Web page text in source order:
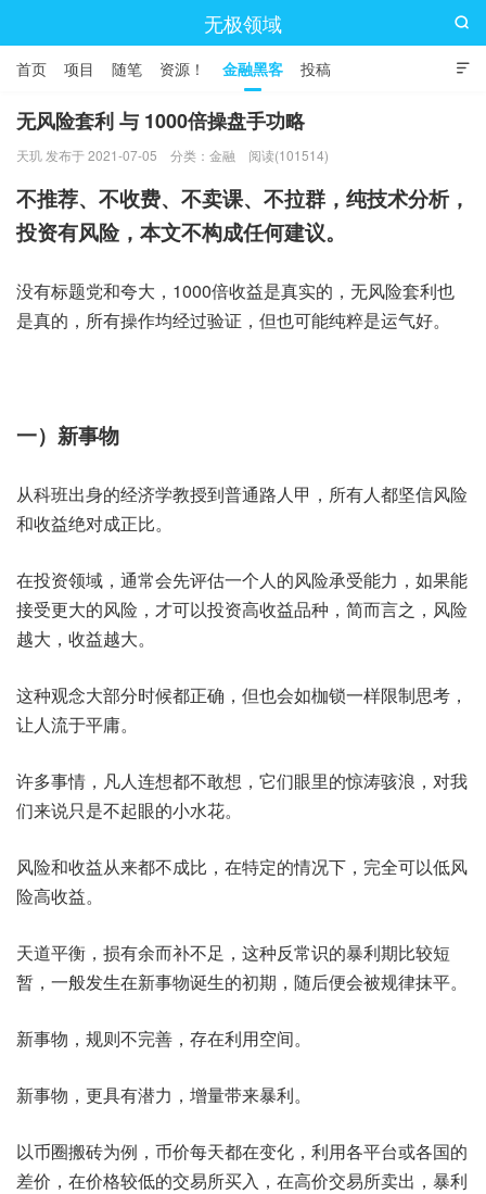
无极领域

首页 项目 随笔 资源！ 金融黑客 投稿

无风险套利 与 1000倍操盘手功略
天玑 发布于 2021-07-05 分类： 金融 阅读(101514)
不推荐、不收费、不卖课、不拉群，纯技术分析，
投资有风险，本文不构成任何建议。
没有标题党和夸大，1000倍收益是真实的，无风险套利也
是真的，所有操作均经过验证，但也可能纯粹是运气好。
一）新事物
从科班出身的经济学教授到普通路人甲，所有人都坚信风险
和收益绝对成正比。
在投资领域，通常会先评估一个人的风险承受能力，如果能
接受更大的风险，才可以投资高收益品种，简而言之，风险
越大，收益越大。
这种观念大部分时候都正确，但也会如枷锁一样限制思考，
让人流于平庸。
许多事情，凡人连想都不敢想，它们眼里的惊涛骇浪，对我
们来说只是不起眼的小水花。
风险和收益从来都不成比，在特定的情况下，完全可以低风
险高收益。
天道平衡，损有余而补不足，这种反常识的暴利期比较短
暂，一般发生在新事物诞生的初期，随后便会被规律抹平。
新事物，规则不完善，存在利用空间。
新事物，更具有潜力，增量带来暴利。
以币圈搬砖为例，币价每天都在变化，利用各平台或各国的
差价，在价格较低的交易所买入，在高价交易所卖出，暴利